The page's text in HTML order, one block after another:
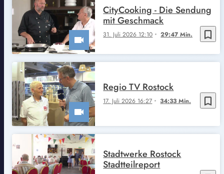
bookmark_border
31. Juli 2026 12:10 29:47 Min.
CityCooking - Die Sendung
mit Geschmack
bookmark_border
17. Juli 2026 16:27 34:33 Min.
Regio TV Rostock
Stadtwerke Rostock
Stadtteilreport